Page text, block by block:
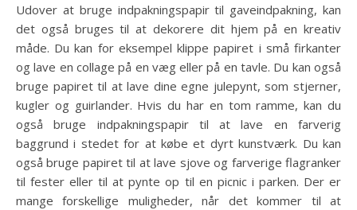
Udover at bruge indpakningspapir til gaveindpakning, kan
det også bruges til at dekorere dit hjem på en kreativ
måde. Du kan for eksempel klippe papiret i små firkanter
og lave en collage på en væg eller på en tavle. Du kan også
bruge papiret til at lave dine egne julepynt, som stjerner,
kugler og guirlander. Hvis du har en tom ramme, kan du
også bruge indpakningspapir til at lave en farverig
baggrund i stedet for at købe et dyrt kunstværk. Du kan
også bruge papiret til at lave sjove og farverige flagranker
til fester eller til at pynte op til en picnic i parken. Der er
mange forskellige muligheder, når det kommer til at